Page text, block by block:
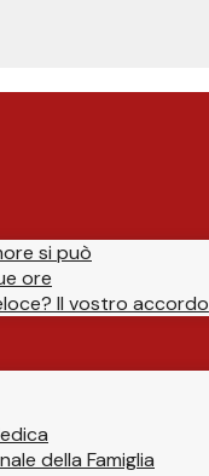
si può
ore
Il vostro accordo
della Famiglia